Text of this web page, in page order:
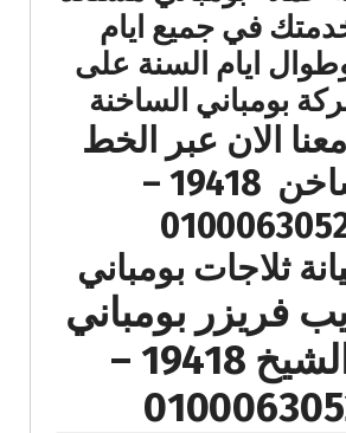
في جميع ايام
ايام السنة على
بومباني الساخنة
الان عبر الخط
الساخن 19418 –
ثلاجات بومباني
فريزر بومباني
كفر الشيخ 19418 –